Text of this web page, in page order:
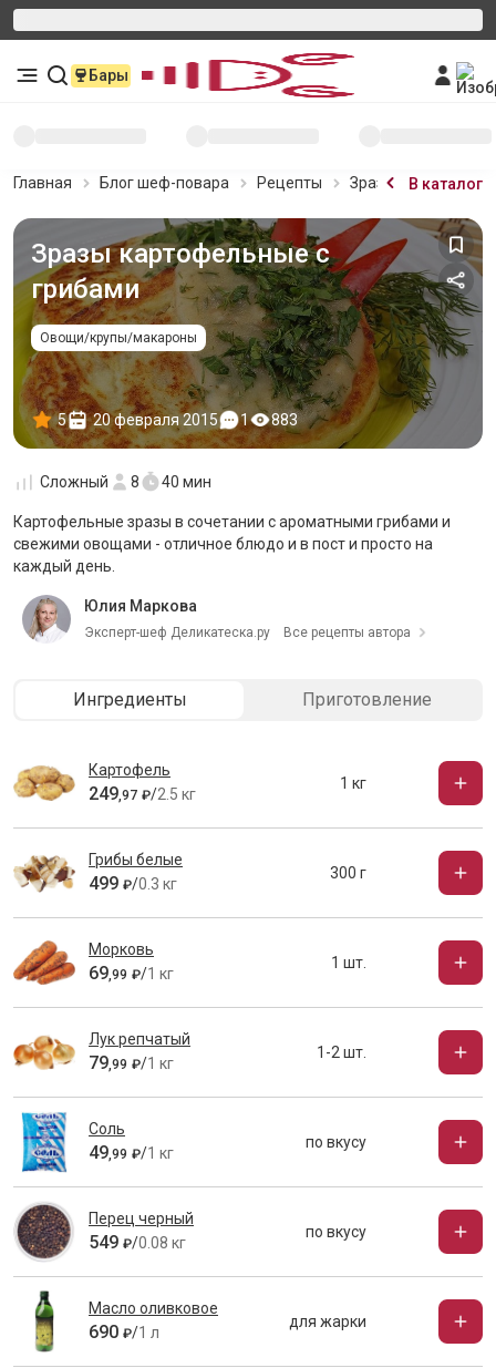
Бары
Главная Блог шеф-повара Рецепты Зразы В каталог
Зразы картофельные с
грибами
Овощи/крупы/макароны
5 20 февраля 2015 1 883
Сложный 8 40 мин
Картофельные зразы в сочетании с ароматными грибами и
свежими овощами - отличное блюдо и в пост и просто на
каждый день.
Юлия Маркова
Эксперт-шеф Деликатеска.ру Все рецепты автора
Ингредиенты Приготовление
Картофель
249,97 ₽/2.5 кг
1 кг
Грибы белые
499 ₽/0.3 кг
300 г
Морковь
69,99 ₽/1 кг
1 шт.
Лук репчатый
79,99 ₽/1 кг
1-2 шт.
Соль
49,99 ₽/1 кг
по вкусу
Перец черный
549 ₽/0.08 кг
по вкусу
Масло оливковое
690 ₽/1 л
для жарки